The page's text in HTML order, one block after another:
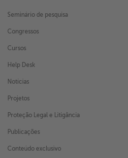
Seminário de pesquisa
Congressos
Cursos
Help Desk
Notícias
Projetos
Proteção Legal e Litigância
Publicações
Conteúdo exclusivo